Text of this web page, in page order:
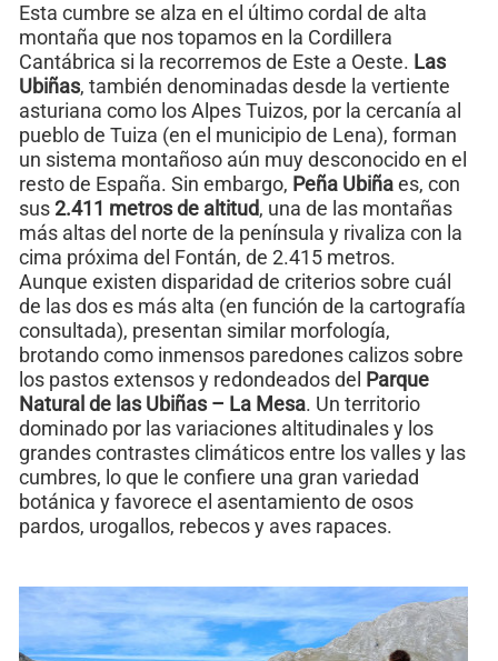
Esta cumbre se alza en el último cordal de alta
montaña que nos topamos en la Cordillera
Cantábrica si la recorremos de Este a Oeste. Las
Ubiñas, también denominadas desde la vertiente
asturiana como los Alpes Tuizos, por la cercanía al
pueblo de Tuiza (en el municipio de Lena), forman
un sistema montañoso aún muy desconocido en el
resto de España. Sin embargo, Peña Ubiñaes, con
sus2.411 metros de altitud, una de las montañas
más altas del norte de la península y rivaliza con la
cima próxima del Fontán, de 2.415 metros.
Aunque existen disparidad de criterios sobre cuál
de las dos es más alta (en función de la cartografía
consultada), presentan similar morfología,
brotando como inmensos paredones calizos sobre
los pastos extensos y redondeados del Parque
Natural de las Ubiñas – La Mesa. Un territorio
dominado por las variaciones altitudinales y los
grandes contrastes climáticos entre los valles y las
cumbres, lo que le confiere una gran variedad
botánica y favorece el asentamiento de osos
pardos, urogallos, rebecos y aves rapaces.